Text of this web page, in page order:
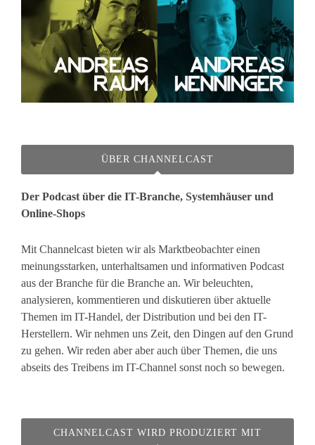
ÜBER CHANNELCAST
Der Podcast über die IT-Branche, Systemhäuser und
Online-Shops
Mit Channelcast bieten wir als Marktbeobachter einen
meinungsstarken, unterhaltsamen und informativen Podcast
aus der Branche für die Branche an. Wir beleuchten,
analysieren, kommentieren und diskutieren über aktuelle
Themen im IT-Handel, der Distribution und bei den IT-
Herstellern. Wir nehmen uns Zeit, den Dingen auf den Grund
zu gehen. Wir reden aber aber auch über Themen, die uns
abseits des Treibens im IT-Channel sonst noch so bewegen.
CHANNELCAST WIRD PRODUZIERT MIT